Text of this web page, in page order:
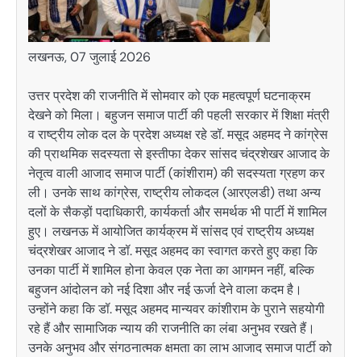
लखनऊ, 07 जुलाई 2026
उत्तर प्रदेश की राजनीति में सोमवार को एक महत्वपूर्ण घटनाक्रम
देखने को मिला। बहुजन समाज पार्टी की पहली सरकार में शिक्षा मंत्री
व राष्ट्रीय लोक दल के प्रदेश अध्यक्ष रहे डॉ. मसूद अहमद ने कांग्रेस
की प्राथमिक सदस्यता से इस्तीफा देकर सांसद चंद्रशेखर आजाद के
नेतृत्व वाली आजाद समाज पार्टी (कांशीराम) की सदस्यता ग्रहण कर
ली। उनके साथ कांग्रेस, राष्ट्रीय लोकदल (आरएलडी) तथा अन्य
दलों के सैकड़ों पदाधिकारी, कार्यकर्ता और समर्थक भी पार्टी में शामिल
हुए। लखनऊ में आयोजित कार्यक्रम में सांसद एवं राष्ट्रीय अध्यक्ष
चंद्रशेखर आजाद ने डॉ. मसूद अहमद का स्वागत करते हुए कहा कि
उनका पार्टी में शामिल होना केवल एक नेता का आगमन नहीं, बल्कि
बहुजन आंदोलन को नई दिशा और नई ऊर्जा देने वाला कदम है।
उन्होंने कहा कि डॉ. मसूद अहमद मान्यवर कांशीराम के पुराने सहयोगी
रहे हैं और सामाजिक न्याय की राजनीति का लंबा अनुभव रखते हैं।
उनके अनुभव और संगठनात्मक क्षमता का लाभ आजाद समाज पार्टी को